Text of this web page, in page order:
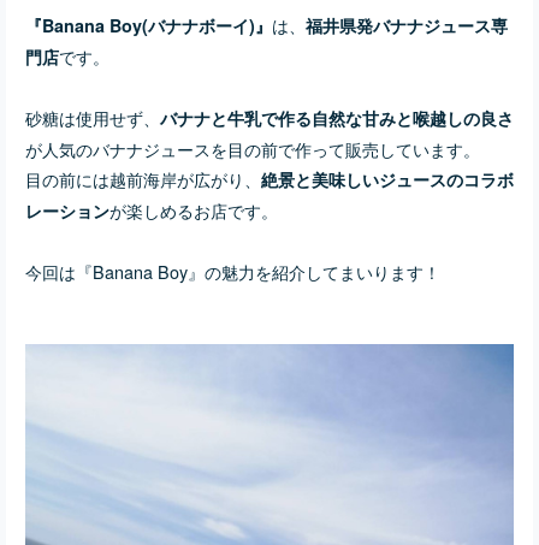
『Banana Boy(バナナボーイ)』 は、 福井県発バナナジュース専
門店です。
砂糖は使用せず、 バナナと牛乳で作る自然な甘みと喉越しの良さ
が人気のバナナジュースを目の前で作って販売しています。
目の前には越前海岸が広がり、 絶景と美味しいジュースのコラボ
レーションが楽しめるお店です。
今回は 『Banana Boy』の魅力を紹介してまいります！